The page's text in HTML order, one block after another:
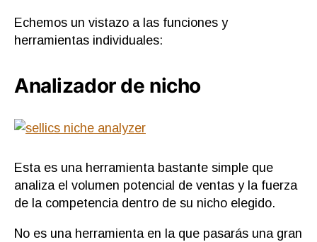
Echemos un vistazo a las funciones y
herramientas individuales:
Analizador de nicho
Esta es una herramienta bastante simple que
analiza el volumen potencial de ventas y la fuerza
de la competencia dentro de su nicho elegido.
No es una herramienta en la que pasarás una gran